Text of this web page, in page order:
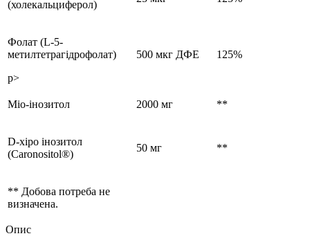
(холекальциферол)
Фолат (L-5-
метилтетрагідрофолат)
p>
500 мкг ДФЕ 125%
Міо-інозитол 2000 мг **
D-хіро інозитол
(Caronositol®)
50 мг **
** Добова потреба не
визначена.
Опис